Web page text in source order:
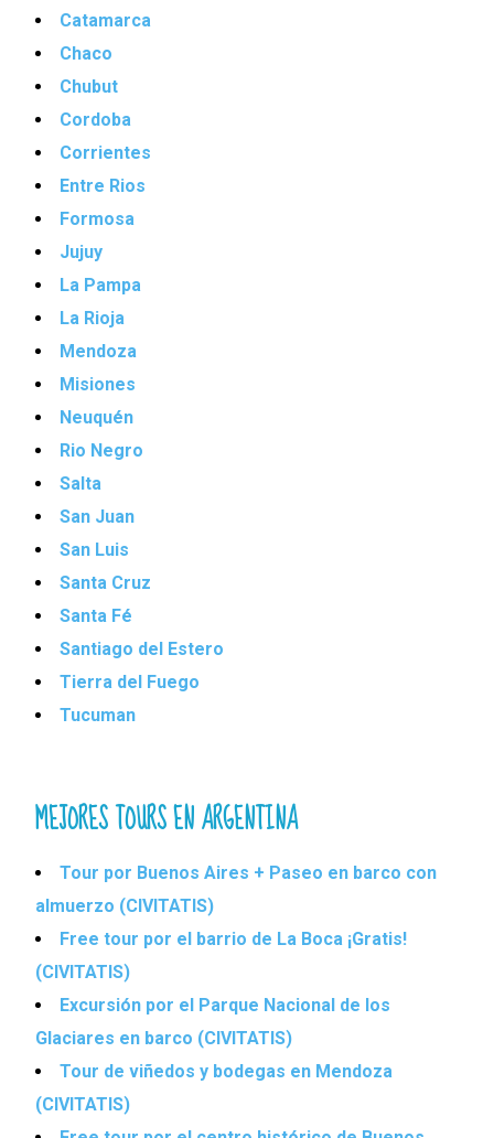
Catamarca
Chaco
Chubut
Cordoba
Corrientes
Entre Rios
Formosa
Jujuy
La Pampa
La Rioja
Mendoza
Misiones
Neuquén
Rio Negro
Salta
San Juan
San Luis
Santa Cruz
Santa Fé
Santiago del Estero
Tierra del Fuego
Tucuman
MEJORES TOURS EN ARGENTINA
Tour por Buenos Aires + Paseo en barco con
almuerzo (CIVITATIS)
Free tour por el barrio de La Boca ¡Gratis!
(CIVITATIS)
Excursión por el Parque Nacional de los
Glaciares en barco (CIVITATIS)
Tour de viñedos y bodegas en Mendoza
(CIVITATIS)